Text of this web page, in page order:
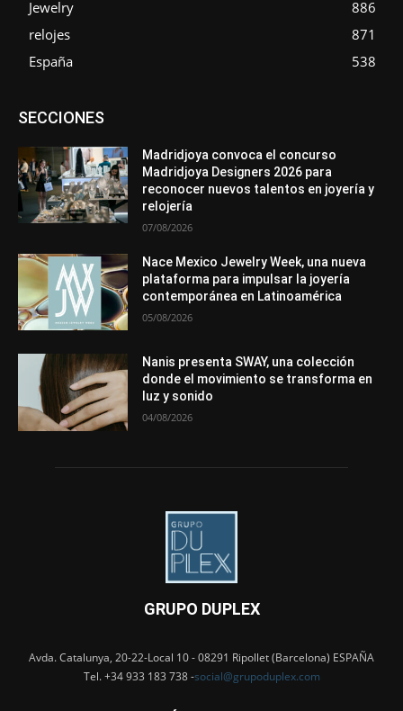
Jewelry
886
relojes
871
España
538
SECCIONESAsociaciones
Entrevistas
Mundo Técnico
Novedades Opiniones
Perspectiva
Premios
Secciones Sin categoría
Más
Madridjoya convoca el concurso
Madridjoya Designers 2026 para
reconocer nuevos talentos en joyería y
relojería
07/08/2026
Nace Mexico Jewelry Week, una nueva
plataforma para impulsar la joyería
contemporánea en Latinoamérica
05/08/2026
Nanis presenta SWAY, una colección
donde el movimiento se transforma en
luz y sonido
04/08/2026
GRUPO DUPLEX
Avda. Catalunya, 20-22-Local 10 - 08291 Ripollet (Barcelona) ESPAÑA
Tel. +34 933 183 738 -social@grupoduplex.com